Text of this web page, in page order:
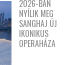
2026-BAN
NYÍLIK MEG
SANGHAJ ÚJ
IKONIKUS
OPERAHÁZA